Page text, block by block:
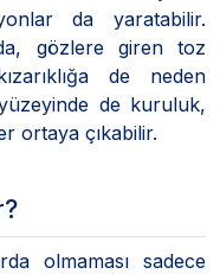
da yaratabilir.
gözlere giren toz
de neden
de kuruluk,
ortaya çıkabilir.
olmaması sadece